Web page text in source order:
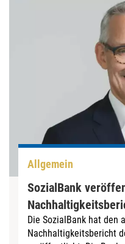
Allgemein
SozialBank
Die SozialBank hat den
Nachhaltigkeitsbericht